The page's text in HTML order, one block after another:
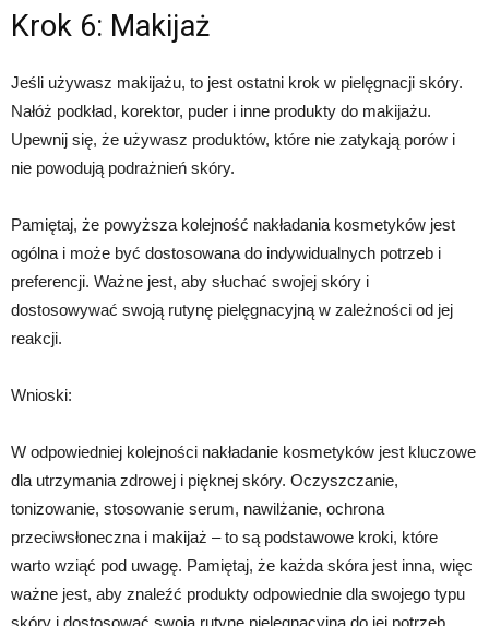
Krok 6: Makijaż
Jeśli używasz makijażu, to jest ostatni krok w pielęgnacji skóry.
Nałóż podkład, korektor, puder i inne produkty do makijażu.
Upewnij się, że używasz produktów, które nie zatykają porów i
nie powodują podrażnień skóry.
Pamiętaj, że powyższa kolejność nakładania kosmetyków jest
ogólna i może być dostosowana do indywidualnych potrzeb i
preferencji. Ważne jest, aby słuchać swojej skóry i
dostosowywać swoją rutynę pielęgnacyjną w zależności od jej
reakcji.
Wnioski:
W odpowiedniej kolejności nakładanie kosmetyków jest kluczowe
dla utrzymania zdrowej i pięknej skóry. Oczyszczanie,
tonizowanie, stosowanie serum, nawilżanie, ochrona
przeciwsłoneczna i makijaż – to są podstawowe kroki, które
warto wziąć pod uwagę. Pamiętaj, że każda skóra jest inna, więc
ważne jest, aby znaleźć produkty odpowiednie dla swojego typu